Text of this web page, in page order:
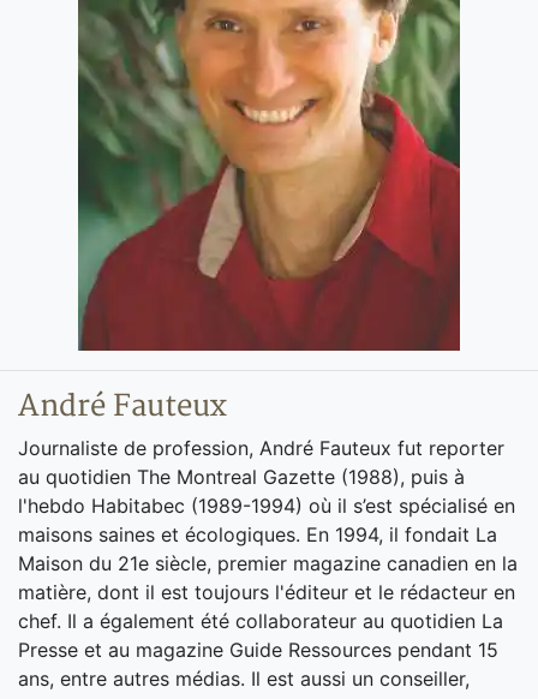
André Fauteux
Journaliste de profession, André Fauteux fut reporter
au quotidien The Montreal Gazette (1988), puis à
l'hebdo Habitabec (1989-1994) où il s’est spécialisé en
maisons saines et écologiques. En 1994, il fondait La
Maison du 21e siècle, premier magazine canadien en la
matière, dont il est toujours l'éditeur et le rédacteur en
chef. Il a également été collaborateur au quotidien La
Presse et au magazine Guide Ressources pendant 15
ans, entre autres médias. Il est aussi un conseiller,